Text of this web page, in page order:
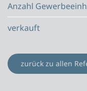
Anzahl
verkauft
zurück zu allen